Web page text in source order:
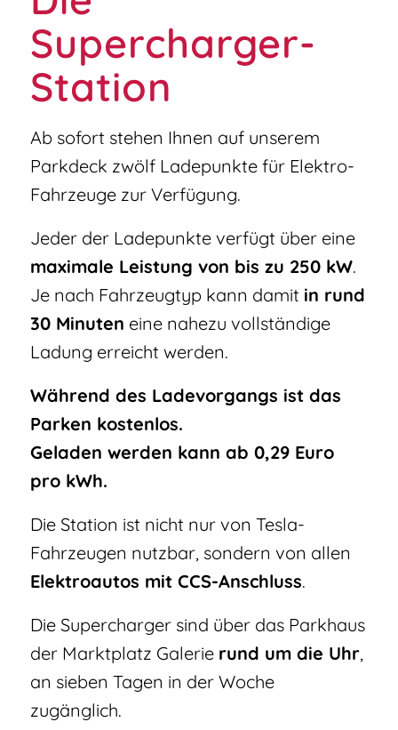
Supercharger-
Station
Ab sofort stehen Ihnen auf unserem
Parkdeck zwölf Ladepunkte für Elektro-
Fahrzeuge zur Verfügung.
Jeder der Ladepunkte verfügt über eine
maximale Leistung von bis zu 250 kW.
Je nach Fahrzeugtyp kann damit in rund
30 Minuten eine nahezu vollständige
Ladung erreicht werden.
Während des Ladevorgangs ist das
Parken kostenlos.
Geladen werden kann ab 0,29 Euro
pro kWh.
Die Station ist nicht nur von Tesla-
Fahrzeugen nutzbar, sondern von allen
Elektroautos mit CCS-Anschluss.
Die Supercharger sind über das Parkhaus
der Marktplatz Galerie rund um die Uhr,
an sieben Tagen in der Woche
zugänglich.